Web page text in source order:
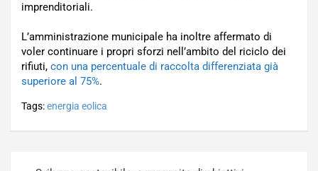
imprenditoriali.
L’amministrazione municipale ha inoltre affermato di
voler continuare i propri sforzi nell’ambito del riciclo dei
rifiuti, con una percentuale di raccolta differenziata già
superiore al 75%.
Tags:energia eolica